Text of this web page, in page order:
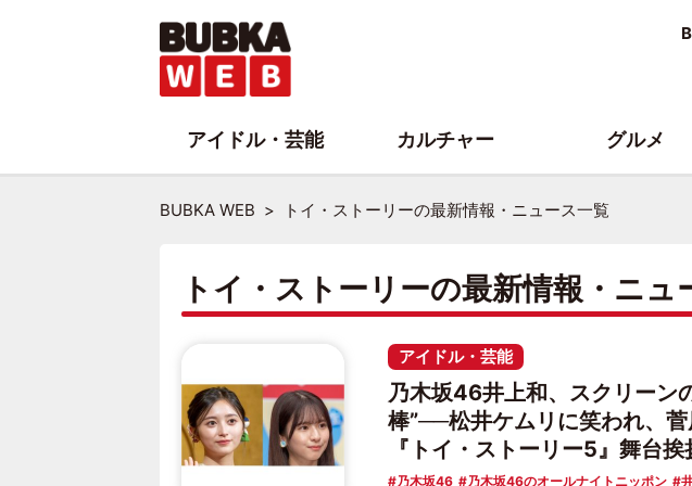
BUBKA WEB トイ・ストーリーの最新情報・ニュース一覧
トイ・ストーリーの最新情報・ニュ
アイドル・芸能
乃木坂46井上和、スクリーン
棒”──松井ケムリに笑われ、
『トイ・ストーリー5』舞台挨
乃木坂46 乃木坂46のオールナイトニッポン
アイドル・芸能 カルチャー グルメ